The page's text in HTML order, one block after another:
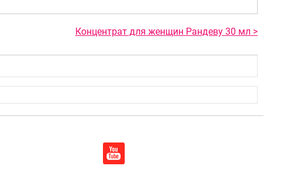
Концентрат для женщин Рандеву 30 мл >